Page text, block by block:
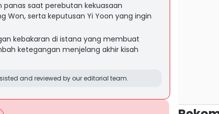
panas saat perebutan kekuasaan
Won, serta keputusan Yi Yoon yang ingin
kebakaran di istana yang membuat
ketegangan menjelang akhir kisah
and reviewed by our editorial team.